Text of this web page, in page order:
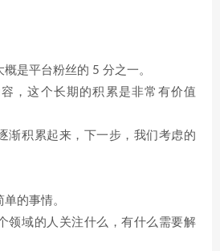
是平台粉丝的 5 分之一。
，这个长期的积累是非常有价值
渐积累起来，下一步，我们考虑的
的事情。
领域的人关注什么，有什么需要解